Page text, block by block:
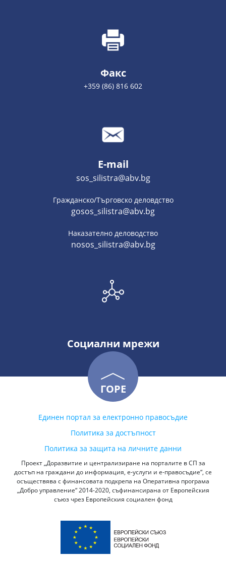
Факс
+359 (86) 816 602
E-mail
sos_silistra@abv.bg
Гражданско/Търговско деловдство
gosos_silistra@abv.bg
Наказателно деловодство
nosos_silistra@abv.bg
Социални мрежи
ГОРЕ
Единен портал за електронно правосъдие
Политика за достъпност
Политика за защита на личните данни
Проект „Доразвитие и централизиране на порталите в СП за
достъп на граждани до информация, е-услуги и е-правосъдие“, се
осъществява с финансовата подкрепа на Оперативна програма
„Добро управление“ 2014-2020, съфинансирана от Европейския
съюз чрез Европейския социален фонд